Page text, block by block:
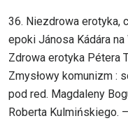
36. Niezdrowa erotyka,
epoki Jánosa Kádára
Zdrowa erotyka Pétera
Zmysłowy komunizm :
pod red. Magdaleny
Roberta Kulmińskiego.